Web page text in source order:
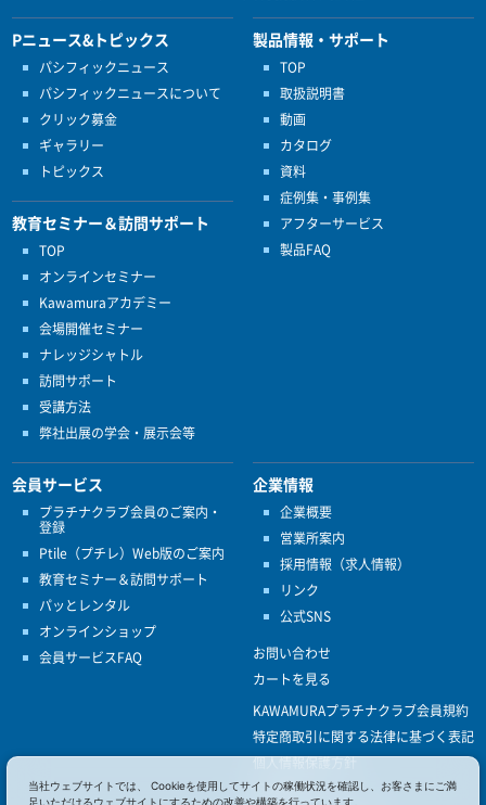
Pニュース&トピックス
パシフィックニュース
パシフィックニュースについて
クリック募金
ギャラリー
トピックス
教育セミナー＆訪問サポート
TOP
オンラインセミナー
Kawamuraアカデミー
会場開催セミナー
ナレッジシャトル
訪問サポート
受講方法
弊社出展の学会・展示会等
製品情報・サポート
TOP
取扱説明書
動画
カタログ
資料
症例集・事例集
アフターサービス
製品FAQ
会員サービス
プラチナクラブ会員のご案内・
登録
Ptile（プチレ）Web版のご案内
教育セミナー＆訪問サポート
パッとレンタル
オンラインショップ
会員サービスFAQ
企業情報
企業概要
営業所案内
採用情報（求人情報）
リンク
公式SNS
お問い合わせ
カートを見る
KAWAMURAプラチナクラブ会員規約
特定商取引に関する法律に基づく表記
個人情報保護方針
ISO9001
当社ウェブサイトでは、 Cookieを使用してサイトの稼働状況を確認し、お客さまにご満
足いただけるウェブサイトにするための改善や構築を行っています。